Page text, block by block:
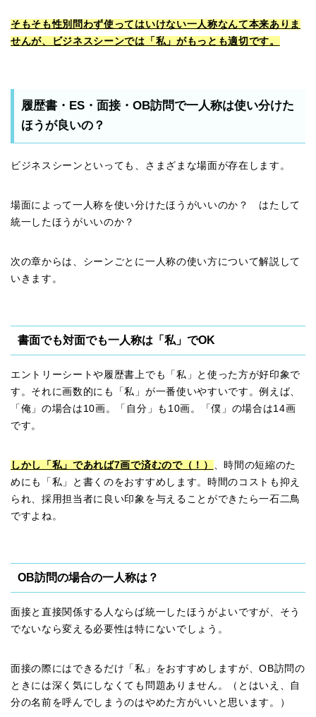
そもそも性別問わず使ってはいけない一人称なんて本来ありま
せんが、ビジネスシーンでは「私」がもっとも適切です。
履歴書・ES・面接・OB訪問で一人称は使い分けた
ほうが良いの？
ビジネスシーンといっても、さまざまな場面が存在します。
場面によって一人称を使い分けたほうがいいのか？ はたして
統一したほうがいいのか？
次の章からは、シーンごとに一人称の使い方について解説して
いきます。
書面でも対面でも一人称は「私」でOK
エントリーシートや履歴書上でも「私」と使った方が好印象で
す。それに画数的にも「私」が一番使いやすいです。例えば、
「俺」の場合は10画。「自分」も10画。「僕」の場合は14画
です。
しかし「私」であれば7画で済むので（！） 、時間の短縮のた
めにも「私」と書くのをおすすめします。時間のコストも抑え
られ、採用担当者に良い印象を与えることができたら一石二鳥
ですよね。
OB訪問の場合の一人称は？
面接と直接関係する人ならば統一したほうがよいですが、そう
でないなら変える必要性は特にないでしょう。
面接の際にはできるだけ「私」をおすすめしますが、OB訪問の
ときには深く気にしなくても問題ありません。（とはいえ、自
分の名前を呼んでしまうのはやめた方がいいと思います。）